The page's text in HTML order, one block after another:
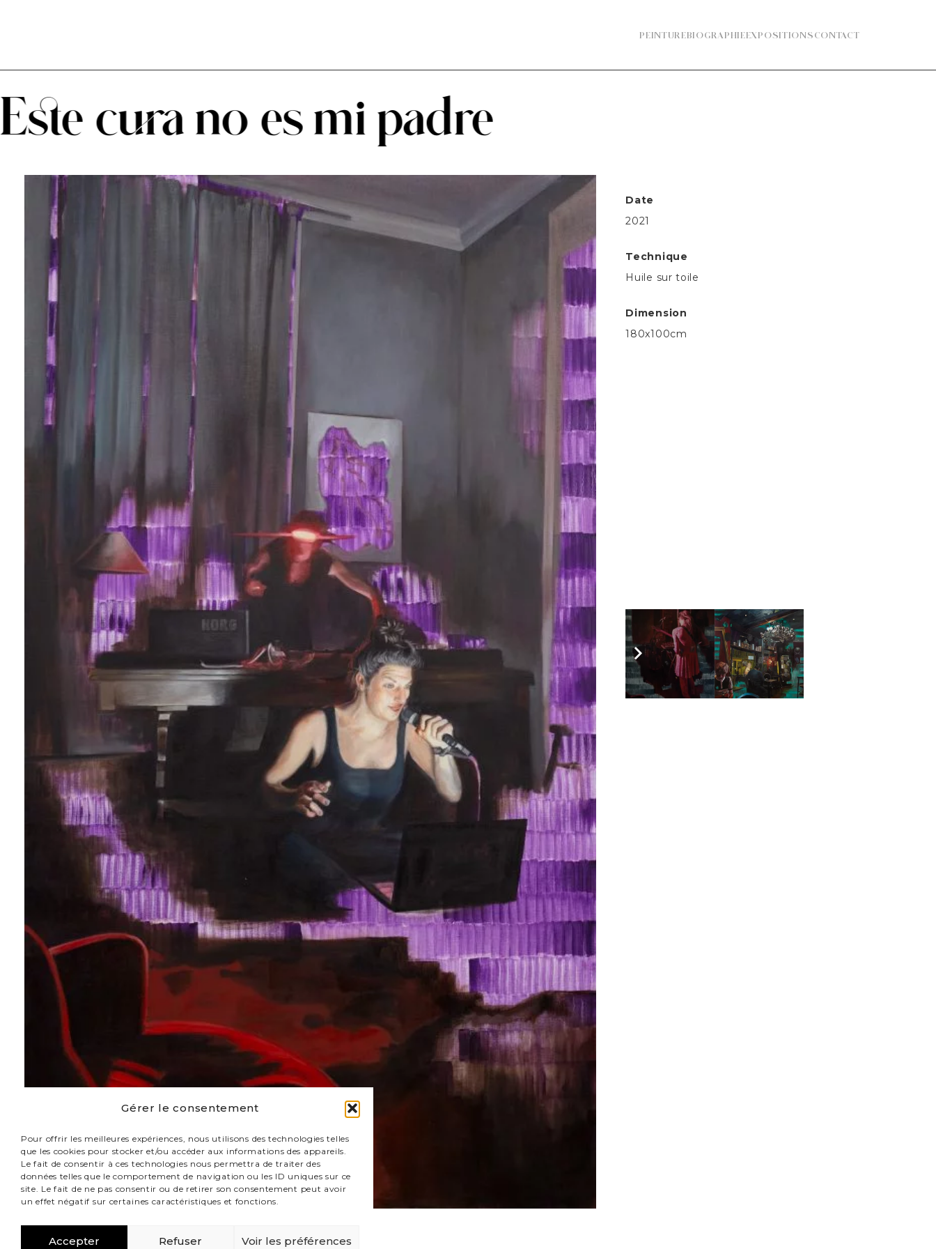
Gérer le consentement
Pour offrir les meilleures expériences, nous utilisons des technologies telles
que les cookies pour stocker et/ou accéder aux informations des appareils.
Le fait de consentir à ces technologies nous permettra de traiter des
données telles que le comportement de navigation ou les ID uniques sur ce
site. Le fait de ne pas consentir ou de retirer son consentement peut avoir
un effet négatif sur certaines caractéristiques et fonctions.
Accepter Refuser Voir les préférences
PEINTUREBIOGRAPHIEEXPOSITIONS CONTACT
cura no es mi padre
Date
2021
Technique
Huile sur toile
Dimension
180x100cm